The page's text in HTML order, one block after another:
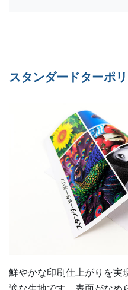
スタンダードターポ
鮮やかな印刷仕上がりを実